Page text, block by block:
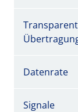
Datenrate
Signale